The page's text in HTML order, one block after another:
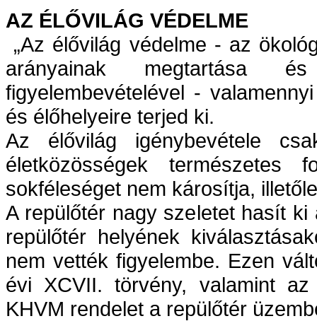
AZ ÉLŐVILÁG VÉDELME
„Az élővilág védelme - az
arányainak megtartása és
figyelembevételével -
és élőhelyeire terjed ki.
Az élővilág igénybevétele
életközösségek természetes
sokféleséget nem károsítja,
A repülőtér nagy szeletet hasít
repülőtér helyének
nem vették figyelembe. Ezen
évi XCVII. törvény, valamint
KHVM rendelet a repülőtér